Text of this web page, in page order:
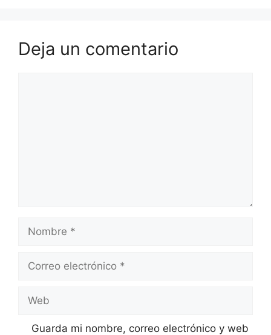
Deja un comentario
Nombre
Correo
Web
Guarda mi nombre, correo electrónico y web